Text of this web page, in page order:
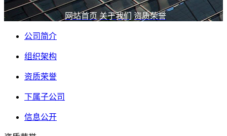
网站首页 关于我们 资质荣誉
公司简介
组织架构
资质荣誉
下属子公司
信息公开